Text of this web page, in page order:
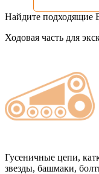
Найдите подходящие
Ходовая часть для
Гусеничные цепи,
звезды, башмаки,